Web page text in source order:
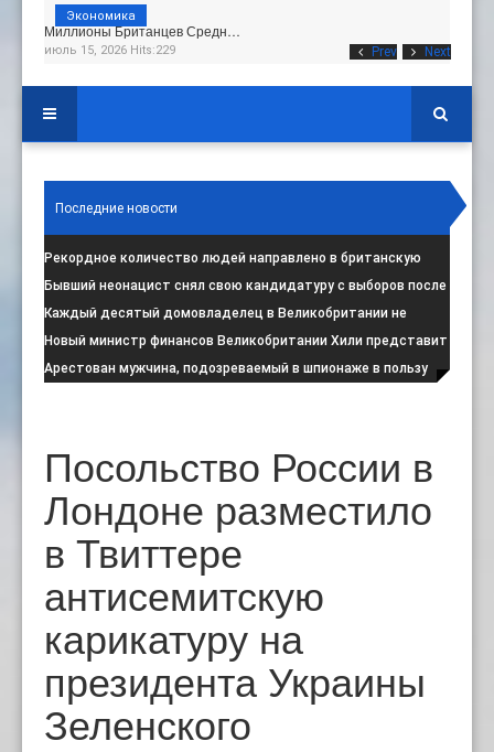
Prev Next
Миллионы Британцев Средн…
июль 15, 2026 Hits:229
Экономика
Последние новости
Рекордное количество людей направлено в британскую
программу по борьбе с радикал:
Бывший неонацист снял свою кандидатуру с выборов после
негативной реакции общест:
Каждый десятый домовладелец в Великобритании не
намерен соблюдать запрет на испо:
Новый министр финансов Великобритании Хили представит
свой первый бюджет 28 октя:
Арестован мужчина, подозреваемый в шпионаже в пользу
Посольство России в
Лондоне разместило
в Твиттере
антисемитскую
карикатуру на
президента Украины
Зеленского